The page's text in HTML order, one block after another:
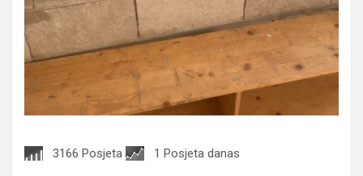
3166 Posjeta 1 Posjeta danas